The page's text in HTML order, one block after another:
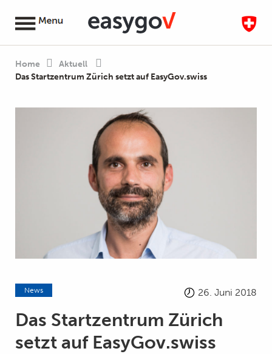
Home
Aktuell
Das Startzentrum Zürich setzt auf EasyGov.swiss
News 26. Juni 2018
Das Startzentrum Zürich
setzt auf EasyGov.swiss